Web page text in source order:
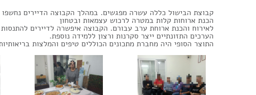
קבוצת הבישול כללה עשרה מפגשים. במהלך הקבוצה הדיירים
הכנת ארוחות קלות במטרה לרכוש עצמאות ובטחון
לאירוח והכנת ארוחת ערב עבורם. הקבוצה איפשרה לדיירים
הערכים התזונתיים ייצר סקרנות ורצון ללמידה נוספת.
התוצר הסופי היה מחברת מתכונים הכוללים טיפים והמלצות